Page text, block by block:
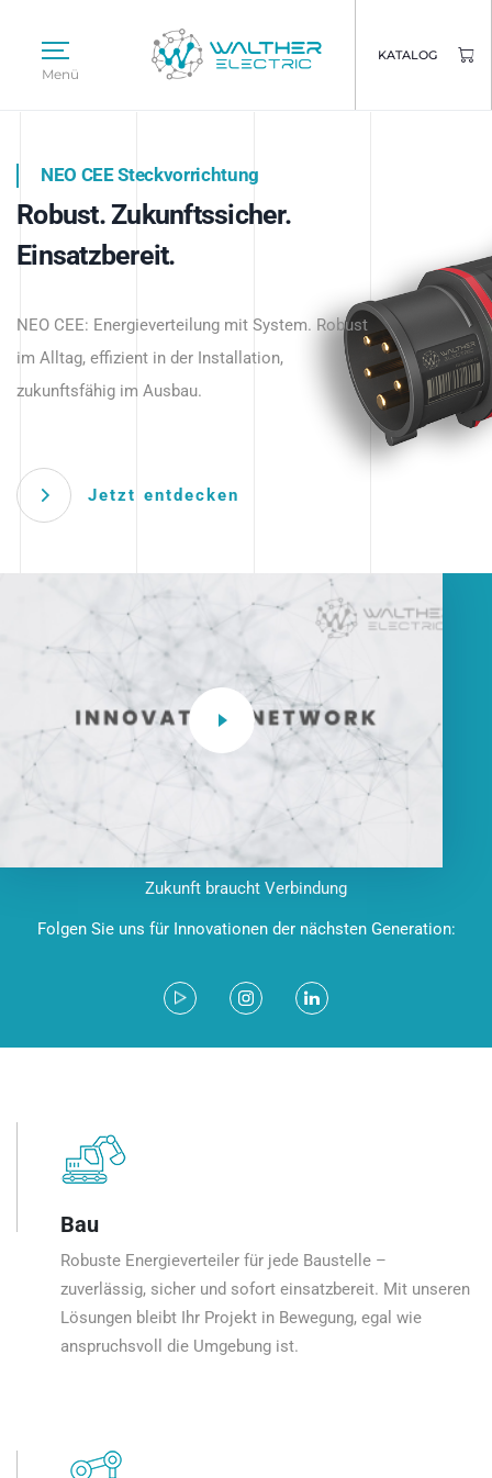
Menü
KATALOG
Intelligente Stromverteilung
beginnt hier.
NEO CEE Steckvorrichtung
Robust. Zukunftssicher.
Einsatzbereit.
NEO CEE: Energieverteilung mit System. Robust
im Alltag, effizient in der Installation,
zukunftsfähig im Ausbau.
Jetzt entdecken
Intelligenz trifft Energie.
Anwendungen – robust, IP-geschützt und
zukunftsfähig.
Zukunft braucht Verbindung
Folgen Sie uns für Innovationen der nächsten Generation:
Bau
Robuste Energieverteiler für jede Baustelle –
zuverlässig, sicher und sofort einsatzbereit. Mit unseren
Lösungen bleibt Ihr Projekt in Bewegung, egal wie
anspruchsvoll die Umgebung ist.